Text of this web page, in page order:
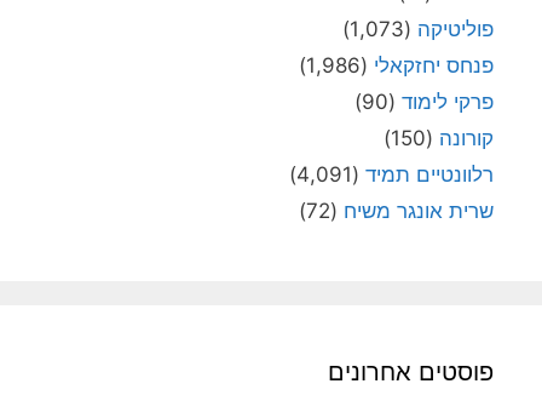
פוליטיקה (1,073)
פנחס יחזקאלי (1,986)
פרקי לימוד (90)
קורונה (150)
רלוונטיים תמיד (4,091)
שרית אונגר משיח (72)
פוסטים אחרונים